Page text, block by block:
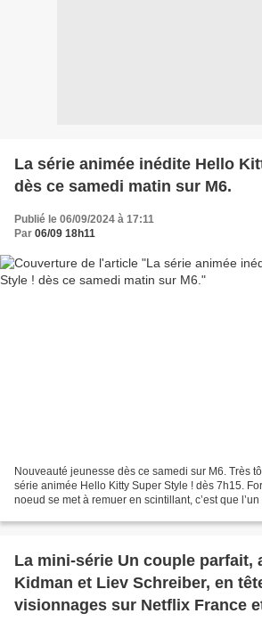
La série animée inédite Hello
dès ce samedi matin sur M6.
Publié le 06/09/2024 à 17:11
Par 06/09 18h11
Nouveauté jeunesse dès ce samedi sur M6. Très
série animée Hello Kitty Super Style ! dès 7h15.
noeud se met à remuer en scintillant, c’est que
La mini-série Un couple parfait,
Kidman et Liev Schreiber, en
visionnages sur Netflix France